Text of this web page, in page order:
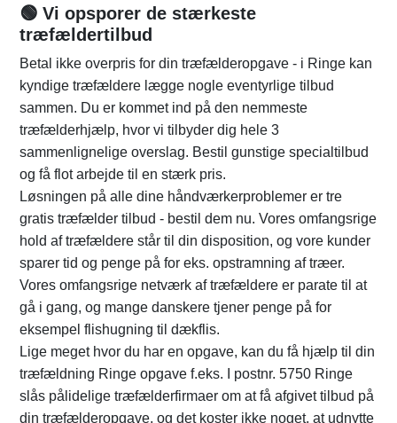
🟢 Vi opsporer de stærkeste
træfældertilbud
Betal ikke overpris for din træfælderopgave - i Ringe kan
kyndige træfældere lægge nogle eventyrlige tilbud
sammen. Du er kommet ind på den nemmeste
træfælderhjælp, hvor vi tilbyder dig hele 3
sammenlignelige overslag. Bestil gunstige specialtilbud
og få flot arbejde til en stærk pris.
Løsningen på alle dine håndværkerproblemer er tre
gratis træfælder tilbud - bestil dem nu. Vores omfangsrige
hold af træfældere står til din disposition, og vore kunder
sparer tid og penge på for eks. opstramning af træer.
Vores omfangsrige netværk af træfældere er parate til at
gå i gang, og mange danskere tjener penge på for
eksempel flishugning til dækflis.
Lige meget hvor du har en opgave, kan du få hjælp til din
træfældning Ringe opgave f.eks. I postnr. 5750 Ringe
slås pålidelige træfælderfirmaer om at få afgivet tilbud på
din træfælderopgave, og det koster ikke noget, at udnytte